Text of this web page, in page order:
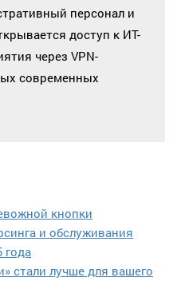
персонал и
доступ к ИТ-
через VPN-
современных
кнопки
и обслуживания
года
стали лучше для вашего